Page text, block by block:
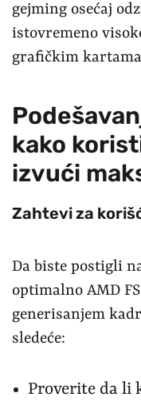
gejming osećaj
istovremeno
grafičkim kartama
kako
izvući
Zahtevi za
Da biste postigli
optimalno AMD
generisanjem
sledeće:
Proverite da li